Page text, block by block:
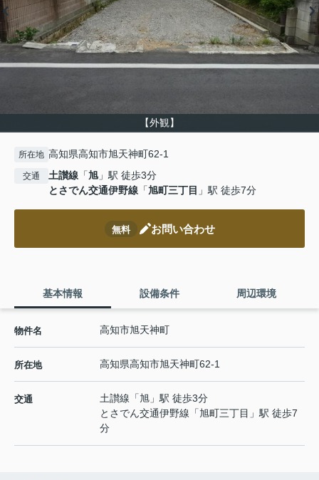
【外観】
所在地 高知県高知市旭天神町62-1
交通 土讃線 「旭 」駅 徒歩3分
とさでん交通伊野線 「旭町三丁目 」駅 徒歩7分
無料 お問い合わせ
基本情報 設備条件 周辺環境
物件名 高知市旭天神町
所在地 高知県高知市旭天神町62-1
交通 土讃線 「旭 」駅 徒歩3分
とさでん交通伊野線 「旭町三丁目 」駅 徒歩7
分